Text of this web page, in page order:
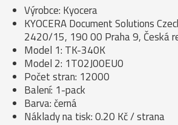
Výrobce: Kyocera
KYOCERA Document Solutions
2420/15, 190 00 Praha 9, Česká
Model 1: TK-340K
Model 2: 1T02J00EU0
Počet stran: 12000
Balení: 1-pack
Barva: černá
Náklady na tisk: 0.20 Kč / strana